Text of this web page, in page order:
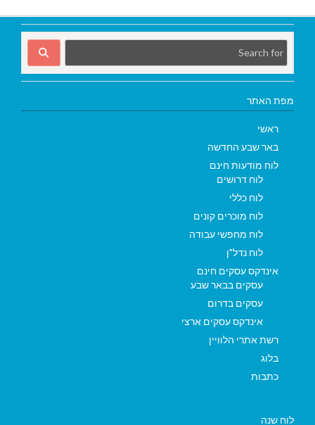
מפת האתר
ראשי
באר שבע החדשה
לוח מודעות חינם
לוח דרושים
לוח כללי
לוח מוכרים קונים
לוח מחפשי עבודה
לוח נדל"ן
אינדקס עסקים חינם
עסקים בבאר שבע
עסקים בדרום
אינדקס עסקים ארצי
רשת אתרי הלוויין
בלוג
כתבות
לוח שנה